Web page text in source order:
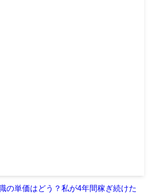
の単価はどう？私が4年間稼ぎ続けた